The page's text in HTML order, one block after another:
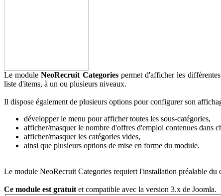
Le moduleNeoRecruit Categoriespermet d'afficher les
liste d'items, à un ou plusieurs niveaux.
Il dispose également de plusieurs options pour configurer son
développer le menu pour afficher toutes les sous-catégories,
afficher/masquer le nombre d'offres d'emploi contenues dans
afficher/masquer les catégories vides,
ainsi que plusieurs options de mise en forme du module.
Le module NeoRecruit Categories requiert l'installation préalable du
Ce module est gratuit et compatible avec la version 3.x de Joomla.